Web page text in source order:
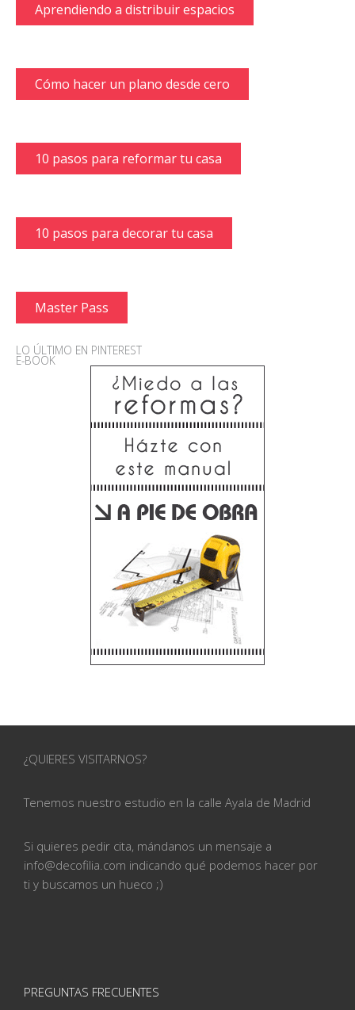
Aprendiendo a distribuir espacios
Cómo hacer un plano desde cero
10 pasos para reformar tu casa
10 pasos para decorar tu casa
Master Pass
LO ÚLTIMO EN PINTEREST
E-BOOK
¿QUIERES VISITARNOS?
Tenemos nuestro estudio en la calle Ayala de Madrid
Si quieres pedir cita, mándanos un mensaje a
info@decofilia.com indicando qué podemos hacer por
ti y buscamos un hueco ;)
PREGUNTAS FRECUENTES